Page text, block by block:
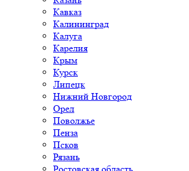
Кавказ
Калининград
Калуга
Карелия
Крым
Курск
Липецк
Нижний Новгород
Орел
Поволжье
Пенза
Псков
Рязань